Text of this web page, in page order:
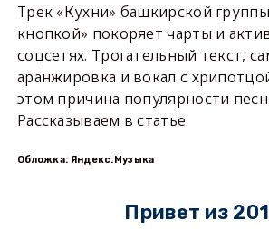
Трек «Кухни» башкирской
кнопкой» покоряет чарты и
соцсетях. Трогательный текст,
аранжировка и вокал с
этом причина популярности
Рассказываем в статье.
Обложка: Яндекс.Музыка
Привет из